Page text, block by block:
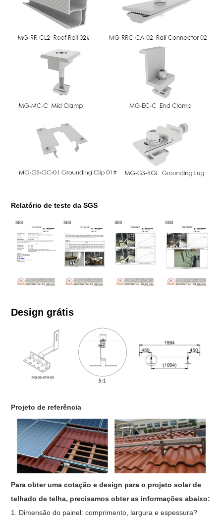
Relatório de teste da SGS
Design grátis
Projeto de referência
Para obter uma cotação e design para o projeto solar de
telhado de telha, precisamos obter as informações abaixo:
1. Dimensão do painel: comprimento, largura e espessura?